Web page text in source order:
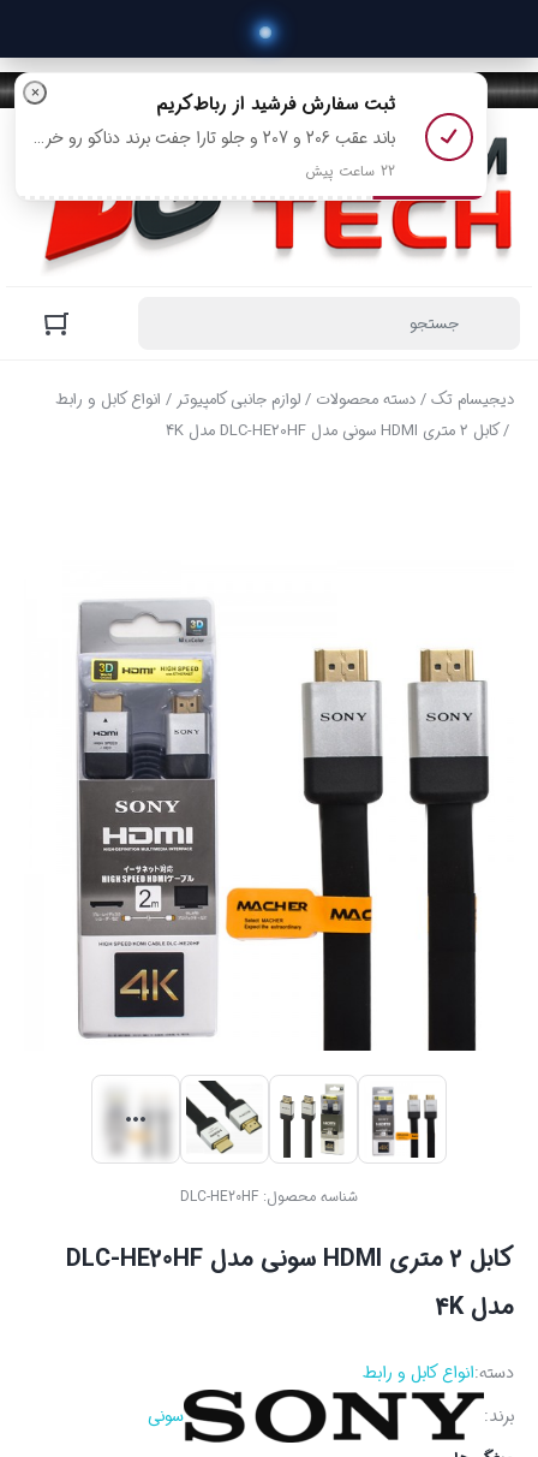
دیجیسام تک/دسته محصولات /لوازم جانبی کامپیوتر/ انواع کابل و رابط
/ کابل 2 متری HDMI سونی مدل DLC-HE20HF مدل 4K
شناسه محصول: DLC-HE20HF
کابل 2 متری HDMI سونی مدل DLC-HE20HF
مدل 4K
دسته:انواع کابل و رابط
برند:
سونی
× ثبت سفارشفرشیداز رباط‌کریم
باند عقب 206 و 207 و جلو تارا جفت برند دناکو رو خرید کرد
22 ساعت پیش